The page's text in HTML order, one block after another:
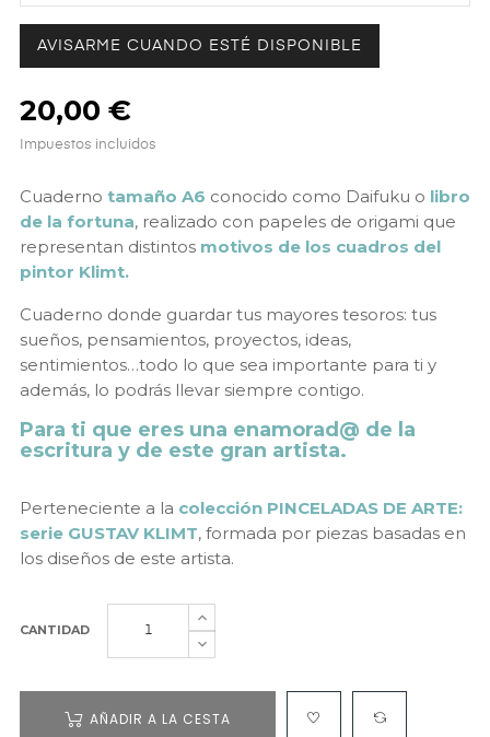
AVISARME CUANDO ESTÉ DISPONIBLE
20,00 €
Impuestos incluidos
Cuaderno tamaño A6 conocido como Daifuku o libro
de la fortuna, realizado con papeles de origami que
representan distintos motivos de los cuadros del
pintor Klimt.
Cuaderno donde guardar tus mayores tesoros: tus
sueños, pensamientos, proyectos, ideas,
sentimientos…todo lo que sea importante para ti y
además, lo podrás llevar siempre contigo.
Para ti que eres una enamorad@ de la
escritura y de este gran artista.
Perteneciente a la colección PINCELADAS DE ARTE:
serie GUSTAV KLIMT, formada por piezas basadas en
los diseños de este artista.
CANTIDAD
AÑADIR A LA CESTA